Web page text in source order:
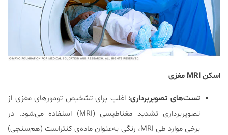
اسکن MRI مغزی
تست‌های تصویربرداری: اغلب برای تشخیص تومورهای مغزی از
تصویربرداری تشدید مغناطیسی (MRI) استفاده می‌شود. در
برخی موارد طی MRI، رنگی به‌عنوان ماده‌ی کنتراست (هم‌سنجی)